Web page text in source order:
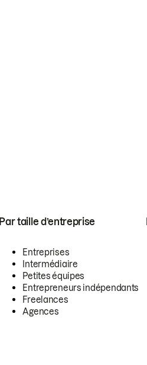
Par taille d’entreprise
Entreprises
Intermédiaire
Petites équipes
Entrepreneurs indépendants
Freelances
Agences